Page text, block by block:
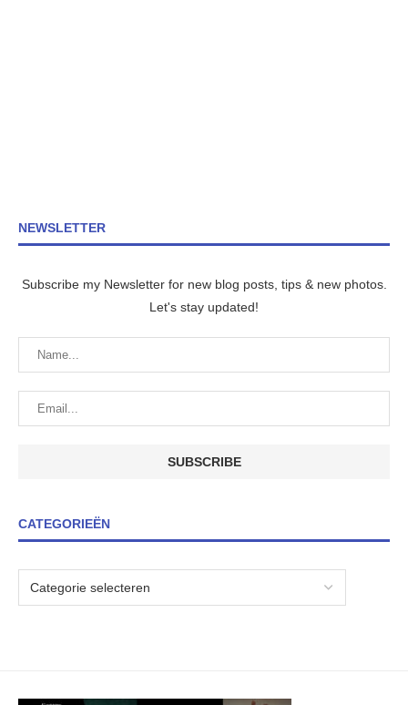
NEWSLETTER
Subscribe my Newsletter for new blog posts, tips & new photos.
Let's stay updated!
CATEGORIEËN